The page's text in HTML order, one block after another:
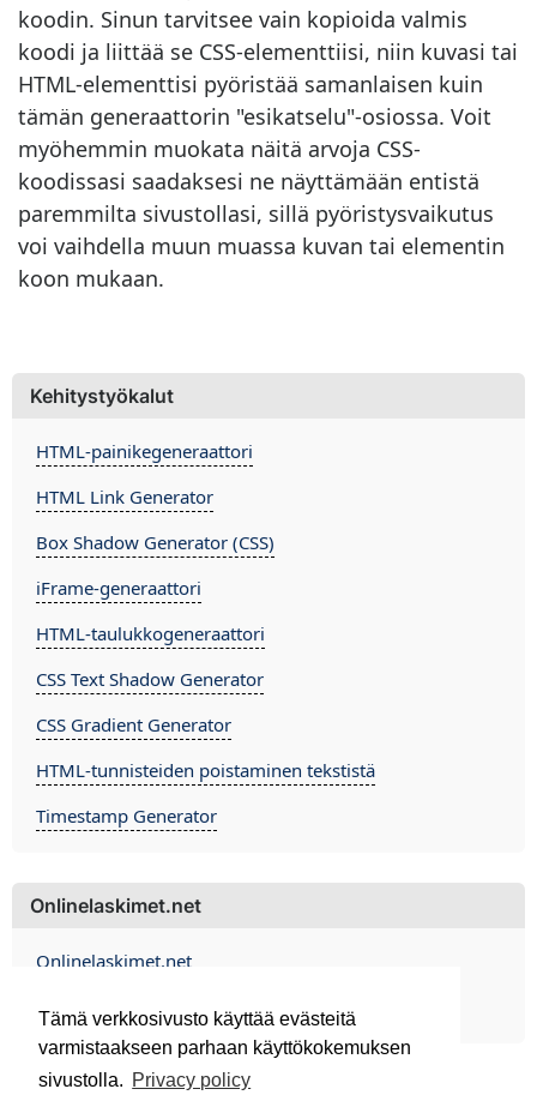
Tämä verkkosivusto käyttää evästeitä
varmistaakseen parhaan käyttökokemuksen
sivustolla. Privacy policy
koodin. Sinun tarvitsee vain kopioida valmis
koodi ja liittää se CSS-elementtiisi, niin kuvasi tai
HTML-elementtisi pyöristää samanlaisen kuin
tämän generaattorin "esikatselu"-osiossa. Voit
myöhemmin muokata näitä arvoja CSS-
koodissasi saadaksesi ne näyttämään entistä
paremmilta sivustollasi, sillä pyöristysvaikutus
voi vaihdella muun muassa kuvan tai elementin
koon mukaan.
Kehitystyökalut
HTML-painikegeneraattori
HTML Link Generator
Box Shadow Generator (CSS)
iFrame-generaattori
HTML-taulukkogeneraattori
CSS Text Shadow Generator
CSS Gradient Generator
HTML-tunnisteiden poistaminen tekstistä
Timestamp Generator
Onlinelaskimet.net
Onlinelaskimet.net
Contact